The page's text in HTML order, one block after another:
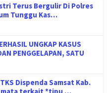
Terus Bergulir Di Polres
Tunggu Kas…
UNGKAP KASUS
PENGGELAPAN, SATU
Dispenda Samsat Kab.
mata terkait *tipu …